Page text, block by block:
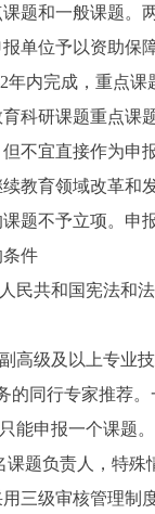
和一般课题。
单位予以资助保
内完成，重点课
研课题重点课
不宜直接作为申
教育领域改革和
题不予立项。
件
共和国宪法和法
级及以上专业技
的同行专家推荐
申报一个课题。
题负责人，特殊
级审核管理制